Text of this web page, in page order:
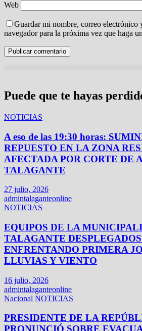
Web
Guardar mi nombre, correo electrónico
navegador para la próxima vez que haga
Puede que te hayas
NOTICIAS
A eso de las 19:30 horas:
REPUESTO EN LA ZONA
AFECTADA POR CORTE DE
TALAGANTE
27 julio, 2026
admintalaganteonline
NOTICIAS
EQUIPOS DE LA
TALAGANTE
ENFRENTANDO PRIMERA
LLUVIAS Y VIENTO
16 julio, 2026
admintalaganteonline
Nacional NOTICIAS
PRESIDENTE DE LA